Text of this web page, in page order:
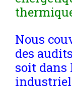
Nous
des
soit dans